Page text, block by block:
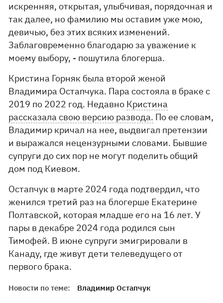
искренняя, открытая, улыбчивая, порядочная и
так далее, но фамилию мы оставим уже мою,
девичью, без этих всяких изменений.
Заблаговременно благодарю за уважение к
моему выбору, - пошутила блогерша.
Кристина Горняк была второй женой
Владимира Остапчука. Пара состояла в браке с
2019 по 2022 год. Недавно Кристина
рассказала свою версию развода. По ее словам,
Владимир кричал на нее, выдвигал претензии
и выражался нецензурными словами. Бывшие
супруги до сих пор не могут поделить общий
дом под Киевом.
Остапчук в марте 2024 года подтвердил, что
женился третий раз на блогерше Екатерине
Полтавской, которая младше его на 16 лет. У
пары в декабре 2024 года родился сын
Тимофей. В июне супруги эмигрировали в
Канаду, где живут дети телеведущего от
первого брака.
Новости по теме: Владимир Остапчук